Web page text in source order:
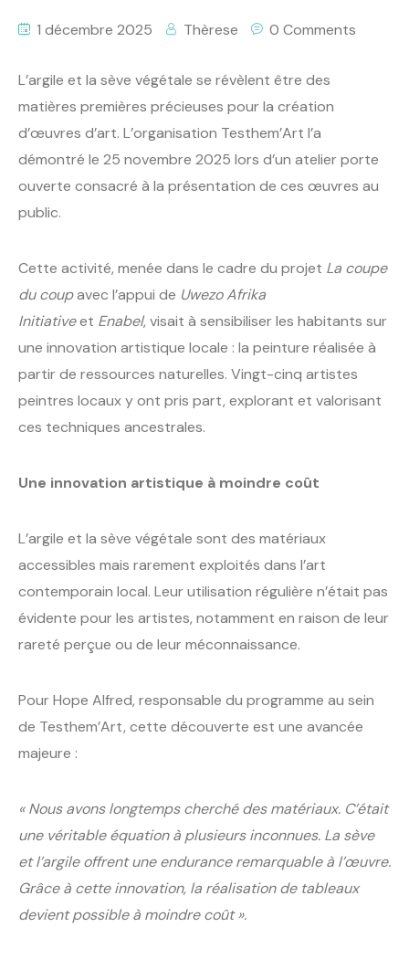
1 décembre 2025 Thèrese 0 Comments
L’argile et la sève végétale se révèlent être des
matières premières précieuses pour la création
d’œuvres d’art. L’organisation Testhem’Art l’a
démontré le 25 novembre 2025 lors d’un atelier porte
ouverte consacré à la présentation de ces œuvres au
public.
Cette activité, menée dans le cadre du projet La coupe
du coupavec l’appui de Uwezo Afrika
Initiativeet Enabel, visait à sensibiliser les habitants sur
une innovation artistique locale : la peinture réalisée à
partir de ressources naturelles. Vingt-cinq artistes
peintres locaux y ont pris part, explorant et valorisant
ces techniques ancestrales.
Une innovation artistique à moindre coût
L’argile et la sève végétale sont des matériaux
accessibles mais rarement exploités dans l’art
contemporain local. Leur utilisation régulière n’était pas
évidente pour les artistes, notamment en raison de leur
rareté perçue ou de leur méconnaissance.
Pour Hope Alfred, responsable du programme au sein
de Testhem’Art, cette découverte est une avancée
majeure :
« Nous avons longtemps cherché des matériaux. C’était
une véritable équation à plusieurs inconnues. La sève
et l’argile offrent une endurance remarquable à l’œuvre.
Grâce à cette innovation, la réalisation de tableaux
devient possible à moindre coût ».